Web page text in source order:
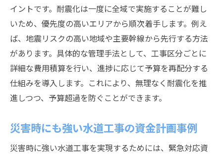
イントです。耐震化は一度に全域で実施することが難し
いため、優先度の高いエリアから順次着手します。例え
ば、地震リスクの高い地域や主要幹線から先行する方法
があります。具体的な管理手法として、工事区分ごとに
詳細な費用積算を行い、進捗に応じて予算を再配分する
仕組みを導入します。これにより、無理なく耐震化を推
進しつつ、予算超過を防ぐことができます。
災害時にも強い水道工事の資金計画事例
災害時に強い水道工事を実現するためには、緊急対応資